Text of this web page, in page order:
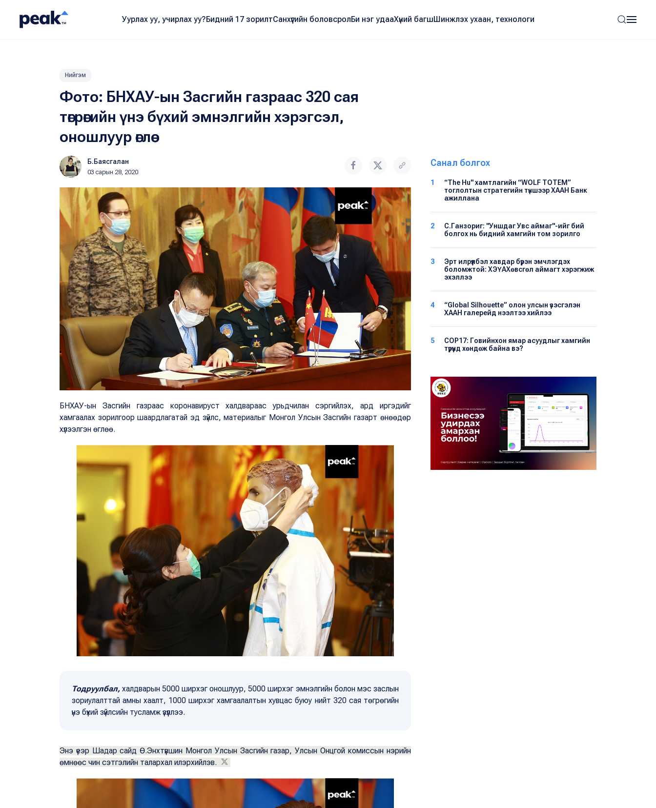
Уурлах уу, учирлах уу?Бидний 17 зорилтСанхүүгийн боловсролБи нэг удааХүний багшШинжлэх ухаан, технологи
Нийгэм
Фото: БНХАУ-ын Засгийн газраас 320 сая
төгрөгийн үнэ бүхий эмнэлгийн хэрэгсэл,
оношлуур өглөө
Б.Баясгалан
03 сарын 28, 2020
БНХАУ-ын Засгийн газраас коронавируст халдвараас урьдчилан сэргийлэх, ард иргэдийг
хамгаалах зорилгоор шаардлагатай эд зүйлс, материалыг Монгол Улсын Засгийн газарт өнөөдөр
хүлээлгэн өглөө.
Тодруулбал, халдварын 5000 ширхэг оношлуур, 5000 ширхэг эмнэлгийн болон мэс заслын
зориулалттай амны хаалт, 1000 ширхэг хамгаалалтын хувцас буюу нийт 320 сая төгрөгийн
үнэ бүхий зүйлсийн тусламж үзүүллээ.
Энэ үеэр Шадар сайд Ө.Энхтүвшин Монгол Улсын Засгийн газар, Улсын Онцгой комиссын нэрийн
өмнөөс чин сэтгэлийн талархал илэрхийлэв.
Санал болгох
1
“The Hu" хамтлагийн “WOLF TOTEM”
тоглолтын стратегийн түншээр ХААН Банк
ажиллана
2
С.Ганзориг: "Уншдаг Увс аймаг"-ийг бий
болгох нь бидний хамгийн том зорилго
3
Эрт илрүүлбэл хавдар бүрэн эмчлэгдэх
боломжтой: ХЭҮА​Хөвсгөл аймагт хэрэгжиж
эхэллээ
4
“Global Silhouette” олон улсын үзэсгэлэн
ХААН галерейд нээлтээ хийлээ
5
COP17: Говийнхон ямар асуудлыг хамгийн
түрүүнд хөндөж байна вэ?